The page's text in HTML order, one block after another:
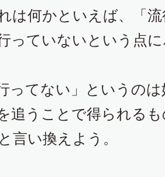
は何かといえば、「
っていないという点
ってない」というの
追うことで得られる
言い換えよう。